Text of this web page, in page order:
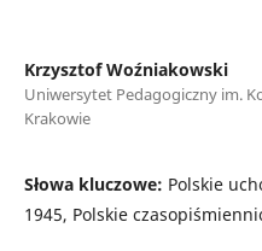
Krzysztof Woźniakowski
Uniwersytet Pedagogiczny im.
Krakowie
Słowa kluczowe: Polskie
1945, Polskie